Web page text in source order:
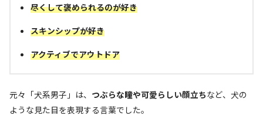
尽くして褒められるのが好き
スキンシップが好き
アクティブでアウトドア
元々「犬系男子」は、 つぶらな瞳や可愛らしい顔立ちなど、犬の
ような見た目を表現する言葉でした。